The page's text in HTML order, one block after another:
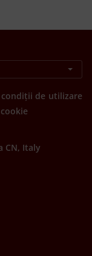
condiții de utilizare
CN, Italy